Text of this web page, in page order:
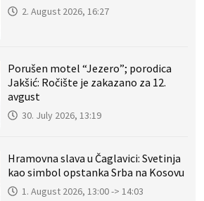
2. August 2026, 16:27
Porušen motel “Jezero”; porodica
Jakšić: Ročište je zakazano za 12.
avgust
30. July 2026, 13:19
Hramovna slava u Čaglavici: Svetinja
kao simbol opstanka Srba na Kosovu
1. August 2026, 13:00 -> 14:03